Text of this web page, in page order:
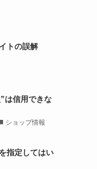
トの誤解
”は信用できな
ショップ情報
指定してはい